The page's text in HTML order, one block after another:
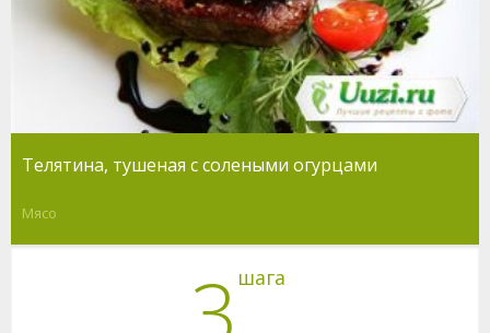
Телятина, тушеная с солеными огурцами
Мясо
шага